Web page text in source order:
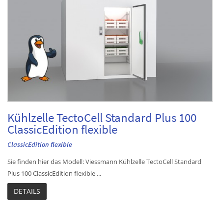
Kühlzelle TectoCell Standard Plus 100
ClassicEdition flexible
ClassicEdition flexible
Sie finden hier das Modell: Viessmann Kühlzelle TectoCell Standard
Plus 100 ClassicEdition flexible ...
DETAILS